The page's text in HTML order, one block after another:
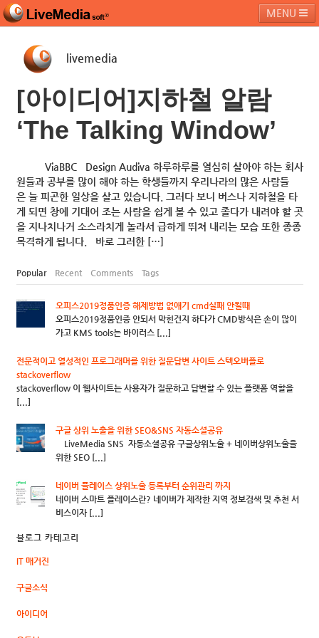
MENU
페밀리 사이트
livemedia
[아이디어]지하철 알람
‘The Talking Window’
ViaBBC Design Audiva 하루하루를 열심히 살아야 하는 회사
원들과 공부를 많이 해야 하는 학생들까지 우리나라의 많은 사람들
은 늘 피곤한 일상을 살고 있습니다. 그러다 보니 버스나 지하철을 타
게 되면 창에 기대어 조는 사람을 쉽게 볼 수 있고 졸다가 내려야 할 곳
을 지나치나거 소스라치게 놀라서 급하게 뛰쳐 내리는 모습 또한 종종
목격하게 됩니다. 바로 그러한 […]
Popular Recent Comments Tags
오피스2019정품인증 해제방법 없애기 cmd실패 안될때
오피스2019정품인증 안되서 막힌건지 하다가 CMD방식은 손이 많이
가고 KMS tools는 바이러스 [...]
전문적이고 열성적인 프로그래머를 위한 질문답변 사이트 스텍오버플로
stackoverflow
stackoverflow 이 웹사이트는 사용자가 질문하고 답변할 수 있는 플랫폼 역할을
[...]
구글 상위 노출을 위한 SEO&SNS 자동소셜공유
LiveMedia SNS 자동소셜공유 구글상위노출 + 네이버상위노출을
위한 SEO [...]
네이버 플레이스 상위노출 등록부터 순위관리 까지
네이버 스마트 플레이스란? 네이버가 제작한 지역 정보검색 및 추천 서
비스이자 [...]
블로그 카테고리
IT 매거진
구글소식
아이디어